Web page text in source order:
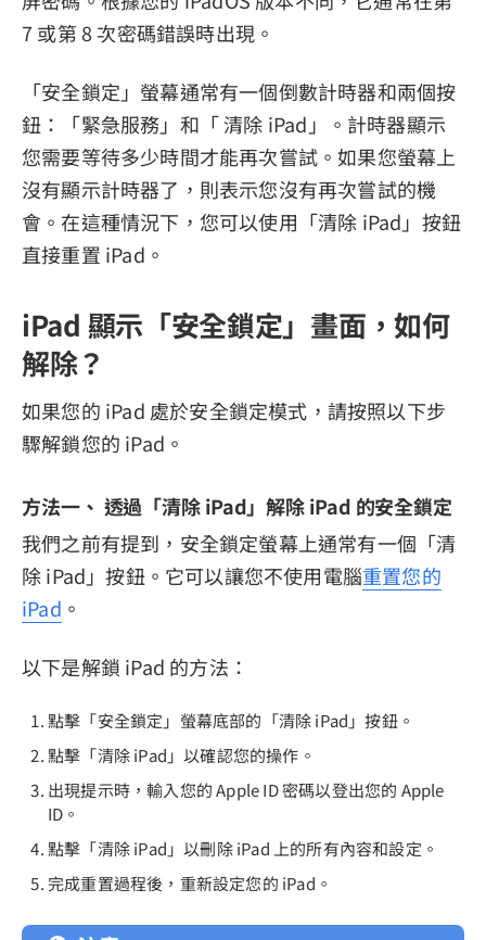
7 或第 8 次密碼錯誤時出現。
「安全鎖定」螢幕通常有一個倒數計時器和兩個按
鈕：「緊急服務」和「 清除 iPad」。計時器顯示
您需要等待多少時間才能再次嘗試。如果您螢幕上
沒有顯示計時器了，則表示您沒有再次嘗試的機
會。在這種情況下，您可以使用「清除 iPad」按鈕
直接重置 iPad。
iPad 顯示「安全鎖定」畫面，如何
解除？
如果您的 iPad 處於安全鎖定模式，請按照以下步
驟解鎖您的 iPad。
方法一、 透過「清除 iPad」解除 iPad 的安全鎖定
我們之前有提到，安全鎖定螢幕上通常有一個「清
除 iPad」按鈕。它可以讓您不使用電腦重置您的
iPad 。
以下是解鎖 iPad 的方法：
點擊「安全鎖定」螢幕底部的「清除 iPad」按鈕。
點擊「清除 iPad」以確認您的操作。
出現提示時，輸入您的 Apple ID 密碼以登出您的 Apple
ID。
點擊「清除 iPad」以刪除 iPad 上的所有內容和設定。
完成重置過程後，重新設定您的 iPad。